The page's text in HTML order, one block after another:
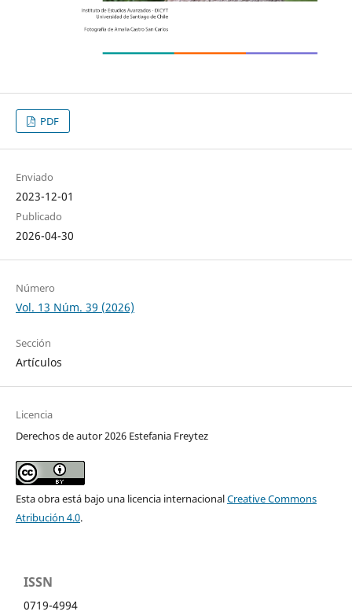
PDF
Enviado
2023-12-01
Publicado
2026-04-30
Número
Vol. 13 Núm. 39 (2026)
Sección
Artículos
Licencia
Derechos de autor 2026 Estefania Freytez
Esta obra está bajo una licencia internacionalCreative Commons
Atribución 4.0.
ISSN
0719-4994